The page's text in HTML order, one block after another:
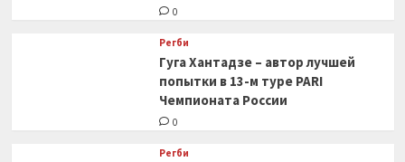
0
Регби
Гуга Хантадзе – автор лучшей
попытки в 13-м туре PARI
Чемпионата России
0
Регби